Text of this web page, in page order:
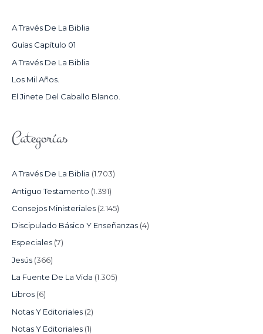
R
:
A Través De La Biblia
Guías Capítulo 01
A Través De La Biblia
Los Mil Años.
El Jinete Del Caballo Blanco.
Categorías
A Través De La Biblia (1.703)
Antiguo Testamento (1.391)
Consejos Ministeriales (2.145)
Discipulado Básico Y Enseñanzas (4)
Especiales (7)
Jesús (366)
La Fuente De La Vida (1.305)
Libros (6)
Notas Y Editoriales (2)
Notas Y Editoriales (1)